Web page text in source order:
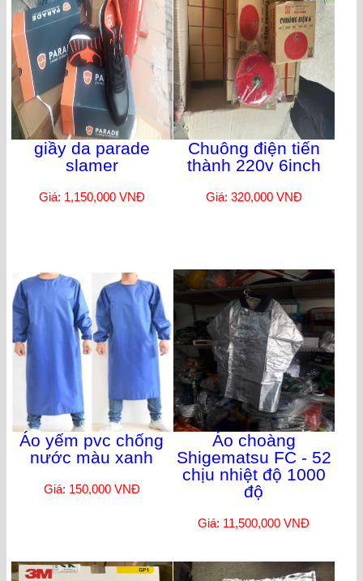
giầy da parade
slamer
Giá: 1,150,000 VNĐ
Chuông điện tiến
thành 220v 6inch
Giá: 320,000 VNĐ
Áo yếm pvc chống
nước màu xanh
Giá: 150,000 VNĐ
Áo choàng
Shigematsu FC - 52
chịu nhiệt độ 1000
độ
Giá: 11,500,000 VNĐ